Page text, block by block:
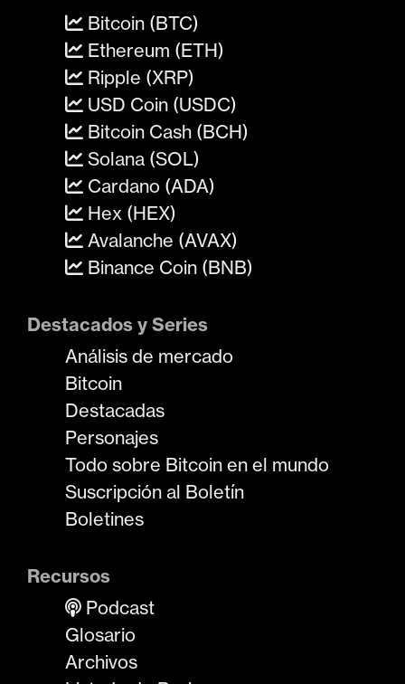
Bitcoin (BTC)
Ethereum (ETH)
Ripple (XRP)
USD Coin (USDC)
Bitcoin Cash (BCH)
Solana (SOL)
Cardano (ADA)
Hex (HEX)
Avalanche (AVAX)
Binance Coin (BNB)
Destacados y Series
Análisis de mercado
Bitcoin
Destacadas
Personajes
Todo sobre Bitcoin en el mundo
Suscripción al Boletín
Boletines
Recursos
Podcast
Glosario
Archivos